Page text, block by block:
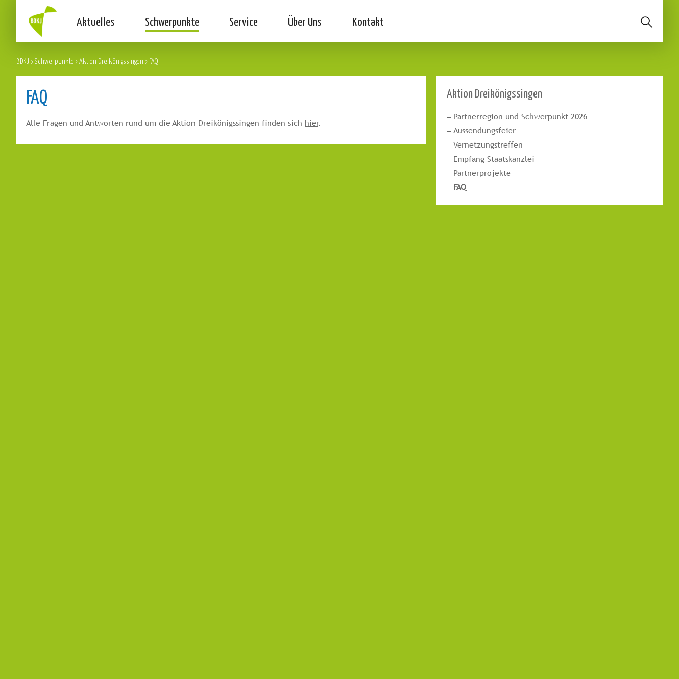
Aktuelles Schwerpunkte Service Über Uns Kontakt
BDKJ >Schwerpunkte >Aktion Dreikönigssingen > FAQ
FAQ
Alle Fragen und Antworten rund um die Aktion Dreikönigssingen finden sich hier.
Aktion Dreikönigssingen
Partnerregion und Schwerpunkt 2026
Aussendungsfeier
Vernetzungstreffen
Empfang Staatskanzlei
Partnerprojekte
FAQ